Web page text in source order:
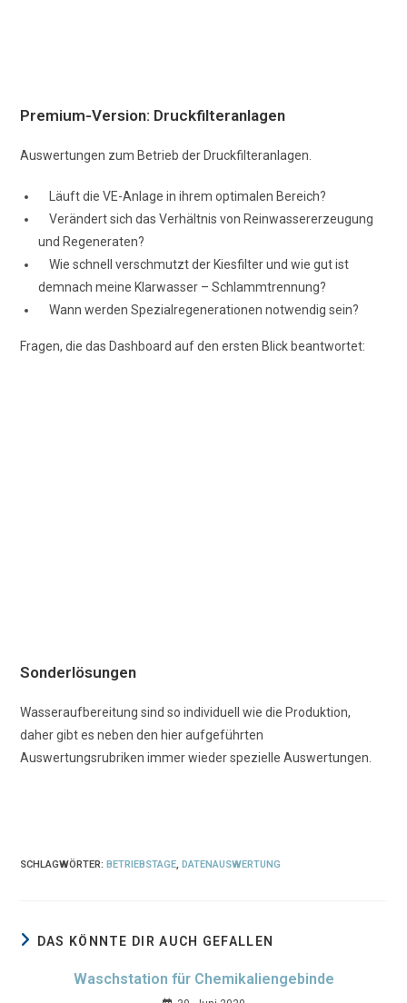
Premium-Version: Druckfilteranlagen
Auswertungen zum Betrieb der Druckfilteranlagen.
Läuft die VE-Anlage in ihrem optimalen Bereich?
Verändert sich das Verhältnis von Reinwassererzeugung
und Regeneraten?
Wie schnell verschmutzt der Kiesfilter und wie gut ist
demnach meine Klarwasser – Schlammtrennung?
Wann werden Spezialregenerationen notwendig sein?
Fragen, die das Dashboard auf den ersten Blick beantwortet:
Sonderlösungen
Wasseraufbereitung sind so individuell wie die Produktion,
daher gibt es neben den hier aufgeführten
Auswertungsrubriken immer wieder spezielle Auswertungen.
SCHLAGWÖRTER:BETRIEBSTAGE, DATENAUSWERTUNG
DAS KÖNNTE DIR AUCH GEFALLEN
Waschstation für Chemikaliengebinde